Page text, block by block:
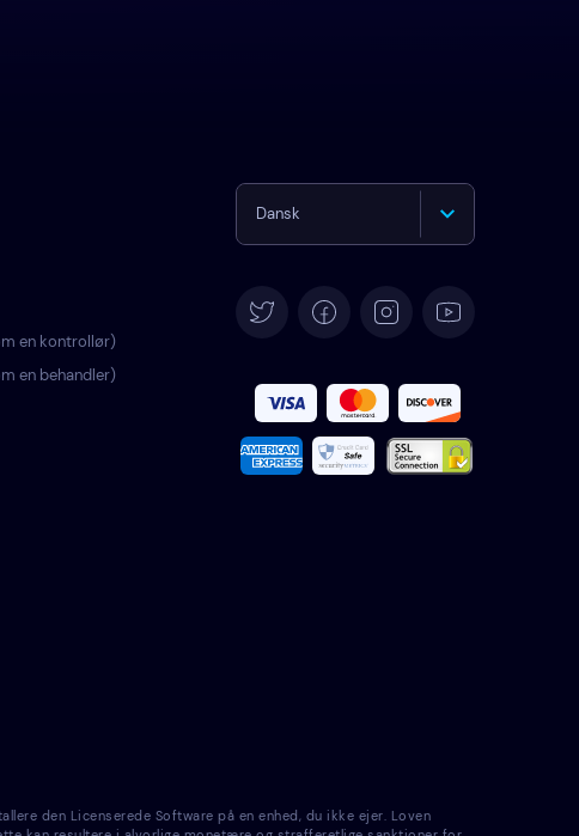
en kontrollør)
en behandler)
Dansk
Español
Français
Nederlands
den Licenserede Software på en enhed, du ikke ejer. Loven